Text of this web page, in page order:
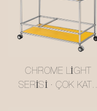
CHROME LIGHT
SERISI · ÇOK KATLI